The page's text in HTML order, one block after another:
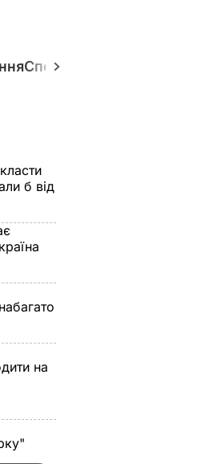
Спецпроєкти
б від
на